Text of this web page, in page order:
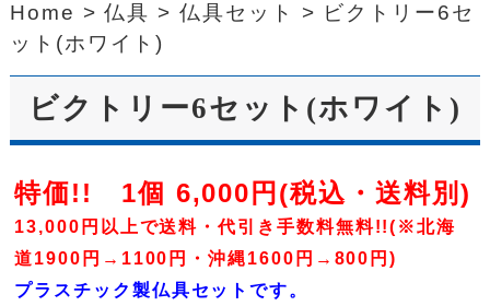
Home >仏具 >仏具セット > ビクトリー6セ
ット(ホワイト)
ビクトリー6セット(ホワイト)
特価!! 1個 6,000円(税込・送料別)
13,000円以上で送料・代引き手数料無料!!(※北海
道1900円→1100円・沖縄1600円→800円)
プラスチック製仏具セットです。